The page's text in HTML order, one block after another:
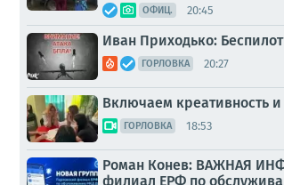
ОФИЦ. 20:45
Иван Приходько:
ГОРЛОВКА 20:27
Включаем креативность
ГОРЛОВКА 18:53
Роман Конев: ВАЖНАЯ
филиал ЕРФ по